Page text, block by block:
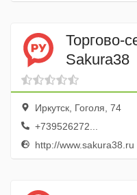
Торгово-
Sakura38
Иркутск, Гоголя, 74
+739526272...
http://www.sakura38.ru